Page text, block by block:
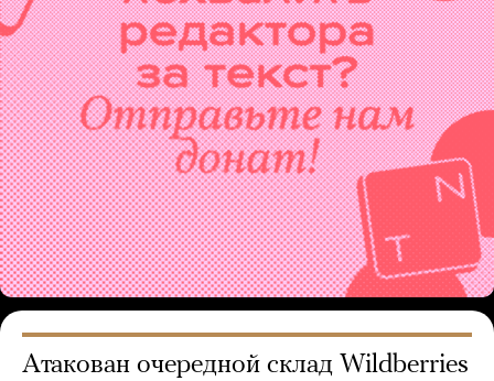
Атакован очередной склад Wildberries